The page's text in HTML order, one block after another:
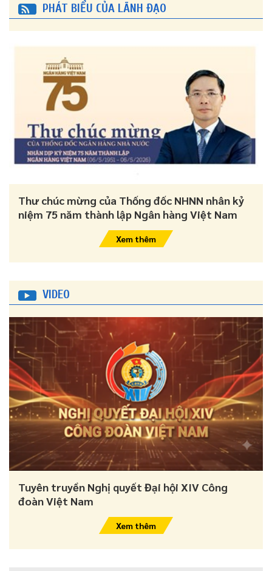
PHÁT BIỂU CỦA LÃNH ĐẠO
Thư chúc mừng của Thống đốc NHNN nhân kỷ
niệm 75 năm thành lập Ngân hàng Việt Nam
Xem thêm
VIDEO
Tuyên truyền Nghị quyết Đại hội XIV Công
đoàn Việt Nam
Xem thêm